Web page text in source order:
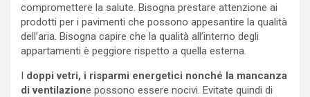
compromettere la salute. Bisogna prestare attenzione ai
prodotti per i pavimenti che possono appesantire la qualità
dell’aria. Bisogna capire che la qualità all’interno degli
appartamenti è peggiore rispetto a quella esterna.
I doppi vetri, i risparmi energetici nonché la mancanza
di ventilazione possono essere nocivi. Evitate quindi di